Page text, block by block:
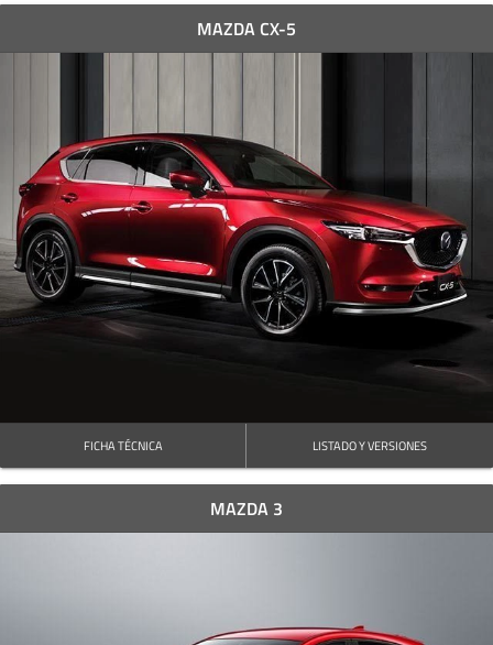
MAZDA CX-5
FICHA TÉCNICA LISTADO Y VERSIONES
MAZDA 3